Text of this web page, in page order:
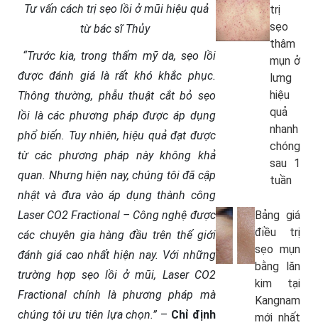
Tư vấn cách trị sẹo lồi ở mũi hiệu quả
từ bác sĩ Thủy
“Trước kia, trong thẩm mỹ da, sẹo lồi
được đánh giá là rất khó khắc phục.
Thông thường, phẫu thuật cắt bỏ sẹo
lồi là các phương pháp được áp dụng
phổ biến. Tuy nhiên, hiệu quả đạt được
từ các phương pháp này không khả
quan. Nhưng hiện nay, chúng tôi đã cập
nhật và đưa vào áp dụng thành công
Laser CO2 Fractional – Công nghệ được
các chuyên gia hàng đầu trên thế giới
đánh giá cao nhất hiện nay. Với những
trường hợp sẹo lồi ở mũi, Laser CO2
Fractional chính là phương pháp mà
chúng tôi ưu tiên lựa chọn.” – Chỉ định
trị
sẹo
thâm
mụn ở
lưng
hiệu
quả
nhanh
chóng
sau 1
tuần
Bảng giá
điều trị
sẹo mụn
bằng lăn
kim tại
Kangnam
mới nhất